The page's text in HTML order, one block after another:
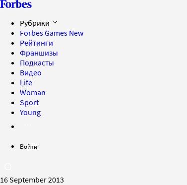
Рубрики
Forbes Games New
Рейтинги
Франшизы
Подкасты
Видео
Life
Woman
Sport
Young
Войти
16 September 2013